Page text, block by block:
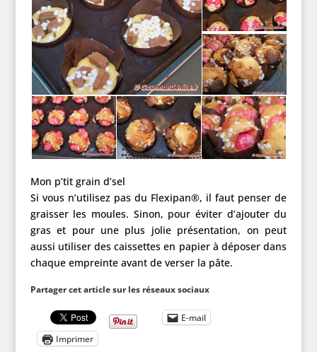
Mon p’tit grain d’sel
Si vous n’utilisez pas du Flexipan®, il faut penser de
graisser les moules. Sinon, pour éviter d’ajouter du
gras et pour une plus jolie présentation, on peut
aussi utiliser des caissettes en papier à déposer dans
chaque empreinte avant de verser la pâte.
Partager cet article sur les réseaux sociaux
E-mail
Imprimer